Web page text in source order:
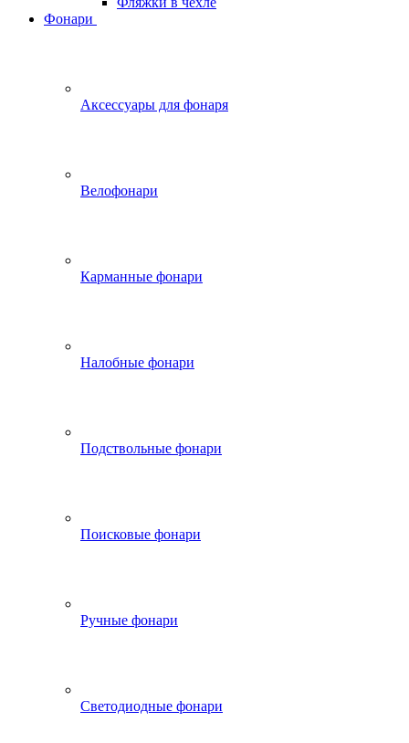
Фонари
Аксессуары для фонаря
Велофонари
Карманные фонари
Налобные фонари
Подствольные фонари
Поисковые фонари
Ручные фонари
Светодиодные фонари